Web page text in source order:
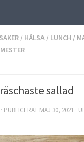
/ HÄLSA / LUNCH /
sallad
· PUBLICERAT MAJ 30, 2021 ·